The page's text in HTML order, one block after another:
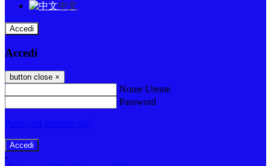
中文
Accedi
Accedi
button close ×
Nome Utente
Password
-